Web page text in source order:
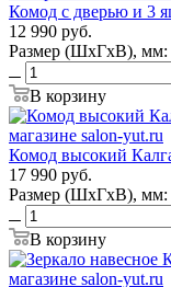
Комод с дверью и 3
12 990 руб.
Размер (ШхГхВ), мм:
В корзину
Комод высокий
17 990 руб.
Размер (ШхГхВ), мм:
В корзину